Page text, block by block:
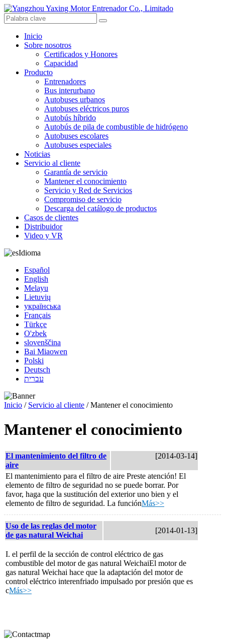
Inicio
Sobre nosotros
Certificados y Honores
Capacidad
Producto
Entrenadores
Bus interurbano
Autobuses urbanos
Autobuses eléctricos puros
Autobús híbrido
Autobús de pila de combustible de hidrógeno
Autobuses escolares
Autobuses especiales
Noticias
Servicio al cliente
Garantía de servicio
Mantener el conocimiento
Servicio y Red de Servicios
Compromiso de servicio
Descarga del catálogo de productos
Casos de clientes
Distribuidor
Video y VR
Idioma
Español
English
Melayu
Lietuvių
українська
Français
Türkçe
O'zbek
slovenščina
Bai Miaowen
Polski
Deutsch
עברית
Inicio / Servicio al cliente / Mantener el conocimiento
Mantener el conocimiento
El mantenimiento del filtro de
aire
[2014-03-14]
El mantenimiento para el filtro de aire Preste atención! El
elemento de filtro de seguridad no se puede borrar. Por
favor, haga que la sustitución del exterior uno bien y el
elemento de filtro de seguridad. La funciónMás>>
Uso de las reglas del motor
de gas natural Weichai
[2014-01-13]
I. el perfil de la sección de control eléctrico de gas
combustible del motor de gas natural WeichaiEl motor de
gas natural Weichai hace que la adaptación del motor de
control eléctrico interenfriado impulsado por presión que es
cMás>>